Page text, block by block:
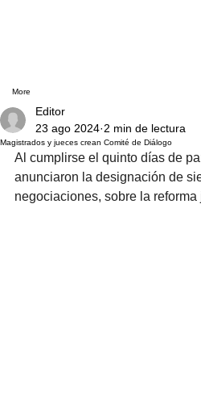
More
Magistrados y jueces crean Comité de Diálogo
Editor
23 ago 2024 2 min de lectura
Al cumplirse el quinto días de
anunciaron la designación de
negociaciones, sobre la